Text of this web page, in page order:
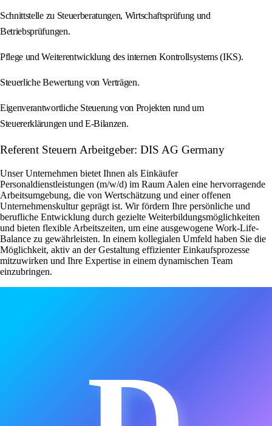
Schnittstelle zu Steuerberatungen, Wirtschaftsprüfung und
Betriebsprüfungen.
Pflege und Weiterentwicklung des internen Kontrollsystems (IKS).
Steuerliche Bewertung von Verträgen.
Eigenverantwortliche Steuerung von Projekten rund um
Steuererklärungen und E-Bilanzen.
Referent Steuern Arbeitgeber: DIS AG Germany
Unser Unternehmen bietet Ihnen als Einkäufer
Personaldienstleistungen (m/w/d) im Raum Aalen eine hervorragende
Arbeitsumgebung, die von Wertschätzung und einer offenen
Unternehmenskultur geprägt ist. Wir fördern Ihre persönliche und
berufliche Entwicklung durch gezielte Weiterbildungsmöglichkeiten
und bieten flexible Arbeitszeiten, um eine ausgewogene Work-Life-
Balance zu gewährleisten. In einem kollegialen Umfeld haben Sie die
Möglichkeit, aktiv an der Gestaltung effizienter Einkaufsprozesse
mitzuwirken und Ihre Expertise in einem dynamischen Team
einzubringen.